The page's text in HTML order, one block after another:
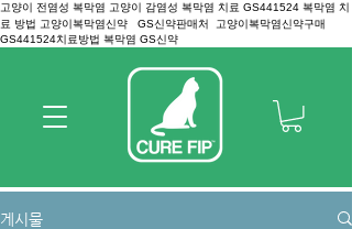
고양이 전염성 복막염 고양이 감염성 복막염 치료 GS441524 복막염 치
료 방법 고양이복막염신약 GS신약판매처 고양이복막염신약구매
GS441524치료방법 복막염 GS신약
게시물